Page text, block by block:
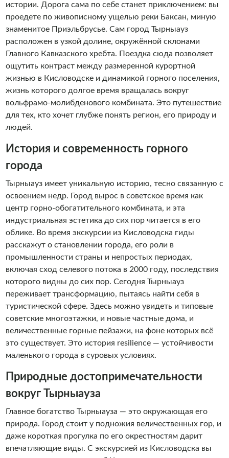
истории. Дорога сама по себе станет приключением: вы
проедете по живописному ущелью реки Баксан, миную
знаменитое Приэльбрусье. Сам город Тырныауз
расположен в узкой долине, окружённой склонами
Главного Кавказского хребта. Поездка сюда позволяет
ощутить контраст между размеренной курортной
жизнью в Кисловодске и динамикой горного поселения,
жизнь которого долгое время вращалась вокруг
вольфрамо-молибденового комбината. Это путешествие
для тех, кто хочет глубже понять регион, его природу и
людей.
История и современность горного
города
Тырныауз имеет уникальную историю, тесно связанную с
освоением недр. Город вырос в советское время как
центр горно-обогатительного комбината, и эта
индустриальная эстетика до сих пор читается в его
облике. Во время экскурсии из Кисловодска гиды
расскажут о становлении города, его роли в
промышленности страны и непростых периодах,
включая сход селевого потока в 2000 году, последствия
которого видны до сих пор. Сегодня Тырныауз
переживает трансформацию, пытаясь найти себя в
туристической сфере. Здесь можно увидеть и типовые
советские многоэтажки, и новые частные дома, и
величественные горные пейзажи, на фоне которых всё
это существует. Это история resilience — устойчивости
маленького города в суровых условиях.
Природные достопримечательности
вокруг Тырныауза
Главное богатство Тырныауза — это окружающая его
природа. Город стоит у подножия величественных гор, и
даже короткая прогулка по его окрестностям дарит
впечатляющие виды. С экскурсией из Кисловодска вы